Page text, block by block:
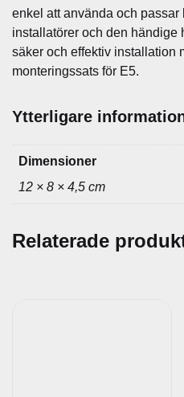
enkel att använda och
installatörer och den händige
säker och effektiv installation
monteringssats för E5.
Ytterligare
Dimensioner
12 × 8 × 4,5 cm
Relaterade